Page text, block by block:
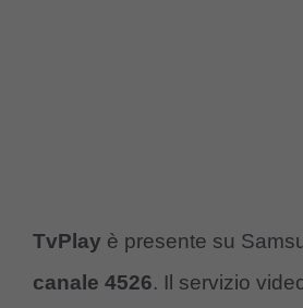
TvPlay è presente su
canale 4526. Il servizio